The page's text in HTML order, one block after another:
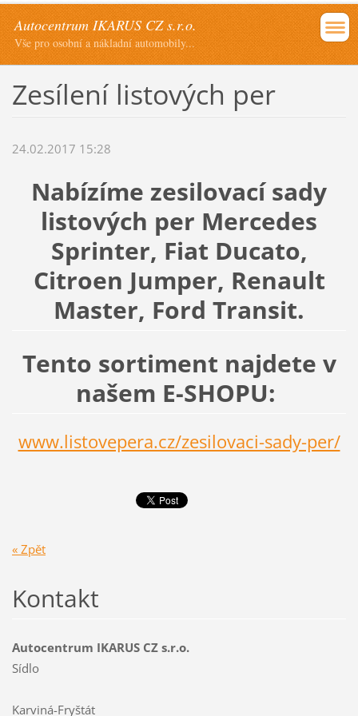
Autocentrum IKARUS CZ s.r.o.
Vše pro osobní a nákladní automobily...
Zesílení listových per
24.02.2017 15:28
Nabízíme zesilovací sady
listových per Mercedes
Sprinter, Fiat Ducato,
Citroen Jumper, Renault
Master, Ford Transit.
Tento sortiment najdete v
našem E-SHOPU:
www.listovepera.cz/zesilovaci-sady-per/
« Zpět
Kontakt
Autocentrum IKARUS CZ s.r.o.
Sídlo
Karviná-Fryštát